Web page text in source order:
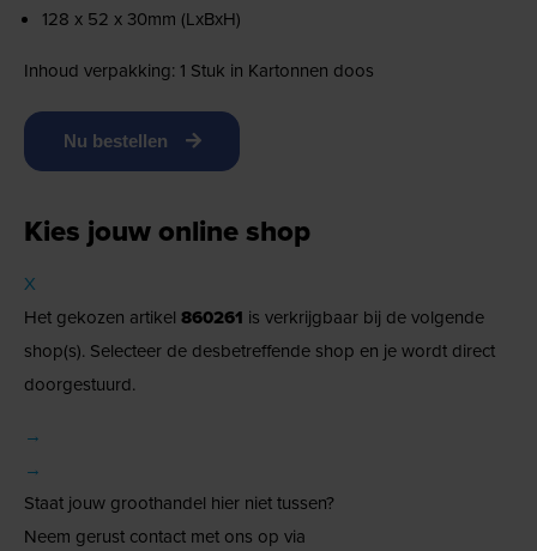
128 x 52 x 30mm (LxBxH)
Inhoud verpakking: 1 Stuk in Kartonnen doos
Nu bestellen
Kies jouw online shop
X
Het gekozen artikel 860261 is verkrijgbaar bij de volgende
shop(s). Selecteer de desbetreffende shop en je wordt direct
doorgestuurd.
→
→
Staat jouw groothandel hier niet tussen?
Neem gerust contact met ons op via